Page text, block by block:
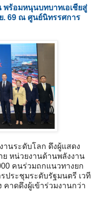
พร้อมหนุนบทบาทเอเชียสู่
. 69 ณ ศูนย์นิทรรศการ
านระดับโลก ดึงผู้แสดง
หน่วยงานด้านพลังงาน
คนร่วมถกแนวทางยก
ประชุมระดับรัฐมนตรี เวที
คาดดึงผู้เข้าร่วมงานกว่า